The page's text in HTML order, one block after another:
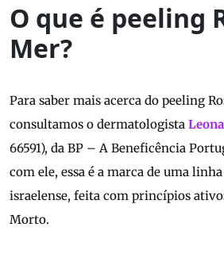
O que é peeling
Mer?
Para saber mais acerca do peeling
consultamos o dermatologista
66591), da BP – A Beneficência
com ele, essa é a marca de uma
israelense, feita com princípios
Morto.